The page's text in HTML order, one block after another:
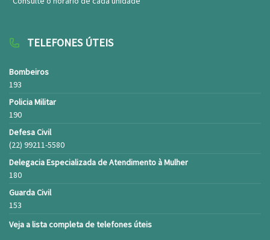
TELEFONES ÚTEIS
Bombeiros
193
Policia Militar
190
Defesa Civil
(22) 99211-5580
Delegacia Especializada de Atendimento à Mulher
180
Guarda Civil
153
Veja a lista completa de telefones úteis